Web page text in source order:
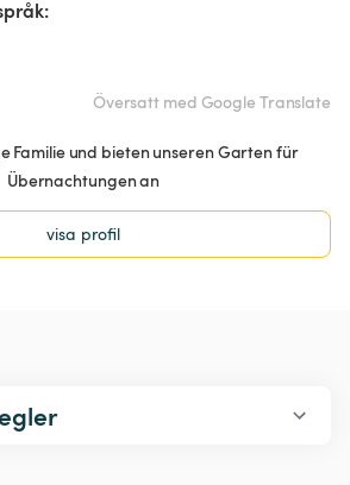
Översatt med Google Translate
Familie und bieten unseren Garten für
Übernachtungen an
visa profil